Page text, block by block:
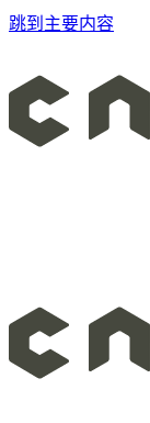
跳到主要内容